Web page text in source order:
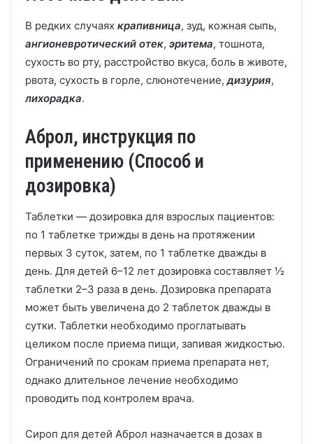
В редких случаях крапивница, зуд, кожная сыпь,
ангионевротический отек, эритема, тошнота,
сухость во рту, расстройство вкуса, боль в животе,
рвота, сухость в горле, слюнотечение,дизурия,
лихорадка.
Аброл, инструкция по
применению (Способ и
дозировка)
Таблетки — дозировка для взрослых пациентов:
по 1 таблетке трижды в день на протяжении
первых 3 суток, затем, по 1 таблетке дважды в
день. Для детей 6–12 лет дозировка составляет ½
таблетки 2–3 раза в день. Дозировка препарата
может быть увеличена до 2 таблеток дважды в
сутки. Таблетки необходимо проглатывать
целиком после приема пищи, запивая жидкостью.
Ограничений по срокам приема препарата нет,
однако длительное лечение необходимо
проводить под контролем врача.
Сироп для детей Аброл назначается в дозах в